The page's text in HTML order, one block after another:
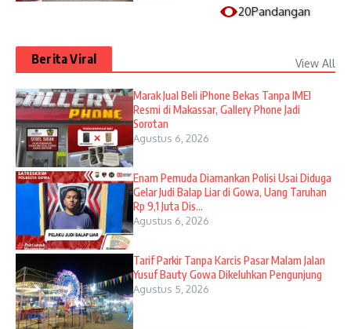
20Pandangan
Berita Viral View All
​Marak Jual Beli iPhone Bekas Tanpa IMEI
Resmi di Makassar, Gallery Phone Jadi
Sorotan
Agustus 6, 2026
Enam Pemuda Diamankan Polisi Usai Diduga
Gelar Judi Balap Liar di Gowa, Uang Taruhan
Rp 9,1 Juta Dis...
Agustus 6, 2026
Tarif Parkir Tanpa Karcis Pasar Malam Jalan
Yusuf Bauty Gowa Dikeluhkan Pengunjung
Agustus 5, 2026